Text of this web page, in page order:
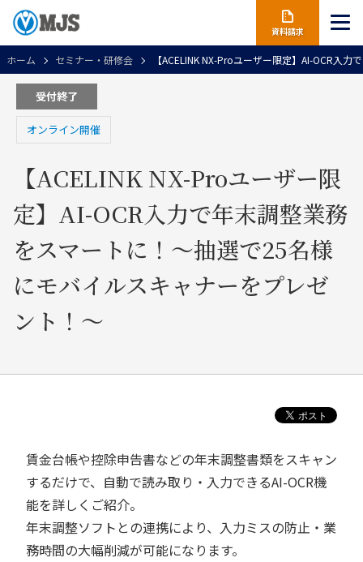
資料請求
ホーム セミナー・研修会 【ACELINK NX-Proユーザー限定】AI-OCR入
受付終了
オンライン開催
【ACELINK NX-Proユーザー限
定】AI-OCR入力で年末調整業務
をスマートに！～抽選で25名様
にモバイルスキャナーをプレゼ
ント！～
賃金台帳や控除申告書などの年末調整書類をスキャン
するだけで、自動で読み取り・入力できるAI-OCR機
能を詳しくご紹介。
年末調整ソフトとの連携により、入力ミスの防止・業
務時間の大幅削減が可能になります。